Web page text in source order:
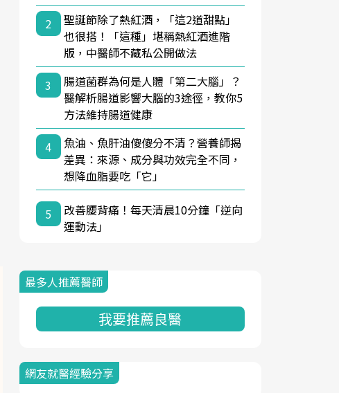
2
聖誕節除了熱紅酒，「這2道甜點」
也很搭！「這種」堪稱熱紅酒進階
版，中醫師不藏私公開做法
3
腸道菌群為何是人體「第二大腦」？
醫解析腸道影響大腦的3途徑，教你5
方法維持腸道健康
4
魚油、魚肝油傻傻分不清？營養師揭
差異：來源、成分與功效完全不同，
想降血脂要吃「它」
5
改善腰背痛！每天清晨10分鐘「逆向
運動法」
最多人推薦醫師
我要推薦良醫
網友就醫經驗分享